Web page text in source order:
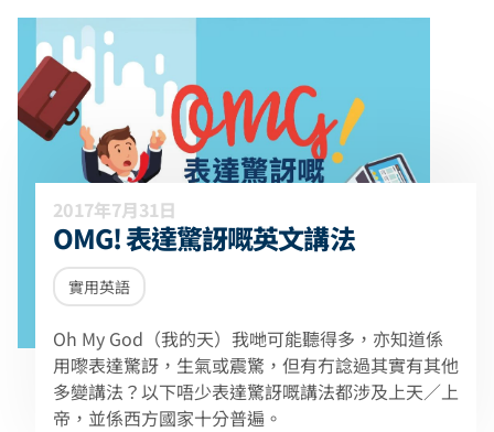
2017年7月31日
OMG! 表達驚訝嘅英文講法
實用英語
Oh My God（我的天）我哋可能聽得多，亦知道係
用嚟表達驚訝，生氣或震驚，但有冇諗過其實有其他
多變講法？以下唔少表達驚訝嘅講法都涉及上天／上
帝，並係西方國家十分普遍。